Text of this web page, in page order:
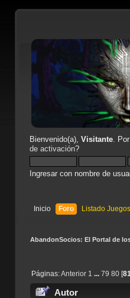
Bienvenido(a), Visitante. Por
de activación?
Ingresar con nombre de
Inicio Foro Listado Juegos
AbandonSocios: El Portal de
Páginas:Anterior 1 ... 79 80[81
Autor